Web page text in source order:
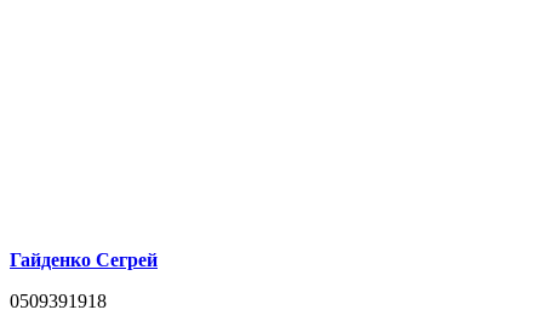
Гайденко Сегрей
0509391918